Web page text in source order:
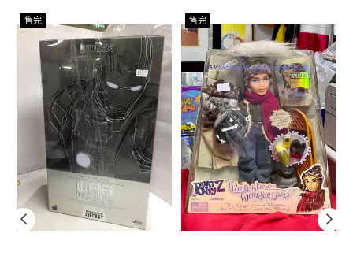
售完 售完